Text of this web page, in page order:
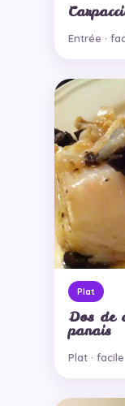
Entrée ·
Plat
Dos de
panais
Plat · facile